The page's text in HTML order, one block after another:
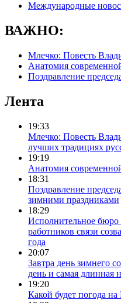
Международные
ВАЖНО:
Млечко: Повесть
Анатомия
Поздравление
Лента
19:33
Млечко: Повесть
лучших традициях
19:19
Анатомия
18:31
Поздравление
зимними праздниками
18:29
Исполнительное
работников связи
года
20:07
Завтра день зимнего
день и самая длинная
19:20
Какой будет погода на